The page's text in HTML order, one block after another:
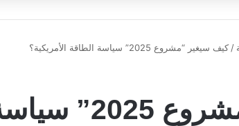
/ كيف سيغير “مشروع 2025” سياسة الطاقة الأمريكية؟
كيف سيغير